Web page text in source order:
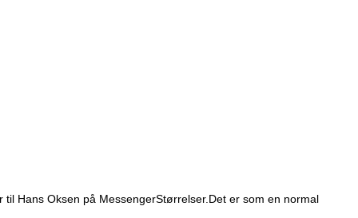
til Hans Oksen på MessengerStørrelser. Det er som en normal